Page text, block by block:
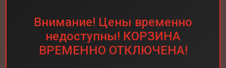
Внимание! Цены временно
недоступны! КОРЗИНА
ВРЕМЕННО ОТКЛЮЧЕНА!